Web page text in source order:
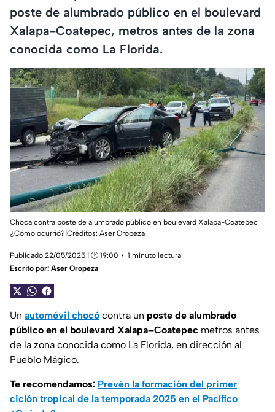
poste de alumbrado público en el boulevard
Xalapa-Coatepec, metros antes de la zona
conocida como La Florida.
Choca contra poste de alumbrado público en boulevard Xalapa-Coatepec
¿Cómo ocurrió?|Créditos: Aser Oropeza
Publicado 22/05/2025 | 🕑 19:00
1 minuto lectura
Escrito por: Aser Oropeza
Un automóvil chocó contra un poste de alumbrado
público en el boulevard Xalapa–Coatepec metros antes
de la zona conocida como La Florida, en dirección al
Pueblo Mágico.
Te recomendamos: Prevén la formación del primer
ciclón tropical de la temporada 2025 en el Pacífico